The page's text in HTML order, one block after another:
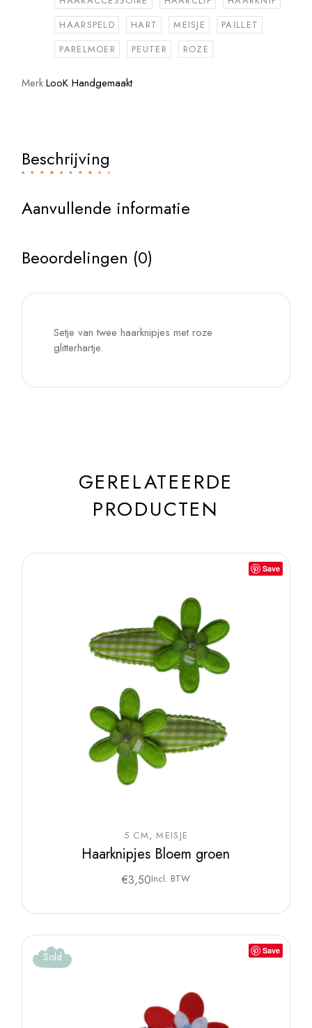
HAARSPELD
HART MEISJE
PAILLET
PARELMOER
PEUTER ROZE
Merk:LooK Handgemaakt
Beschrijving
Aanvullende informatie
Beoordelingen (0)
Setje van twee haarknipjes met roze
glitterhartje.
GERELATEERDE
PRODUCTEN
Save
5 CM MEISJE
Haarknipjes Bloem groen
€3,50Incl. BTW
Save
Sold